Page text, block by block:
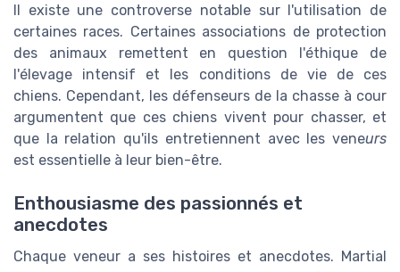
Il existe une controverse notable sur l'utilisation de
certaines races. Certaines associations de protection
des animaux remettent en question l'éthique de
l'élevage intensif et les conditions de vie de ces
chiens. Cependant, les défenseurs de la chasse à cour
argumentent que ces chiens vivent pour chasser, et
que la relation qu'ils entretiennent avec les veneurs
est essentielle à leur bien-être.
Enthousiasme des passionnés et
anecdotes
Chaque veneur a ses histoires et anecdotes. Martial